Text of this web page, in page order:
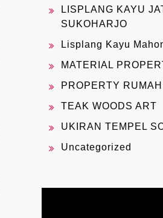
LISPLANG KAYU
SUKOHARJO
Lisplang Kayu
MATERIAL
PROPERTY RUMAH
TEAK WOODS ART
UKIRAN TEMPEL
Uncategorized